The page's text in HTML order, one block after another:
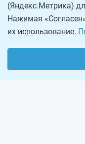
(Яндекс.Метрика)
Нажимая
их использование.